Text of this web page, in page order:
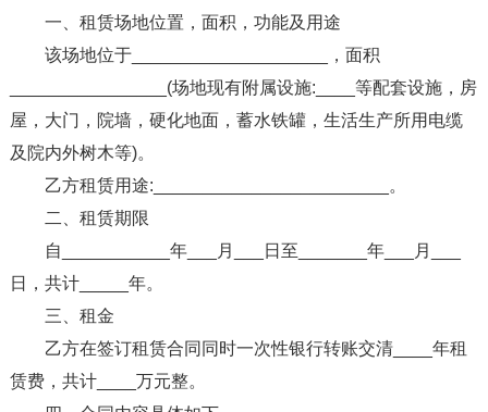
一、租赁场地位置，面积，功能及用途
该场地位于____________________，面积
________________(场地现有附属设施:____等配套设施，房
屋，大门，院墙，硬化地面，蓄水铁罐，生活生产所用电缆
及院内外树木等)。
乙方租赁用途:________________________。
二、租赁期限
自___________年___月___日至_______年___月___
日，共计_____年。
三、租金
乙方在签订租赁合同同时一次性银行转账交清____年租
赁费，共计____万元整。